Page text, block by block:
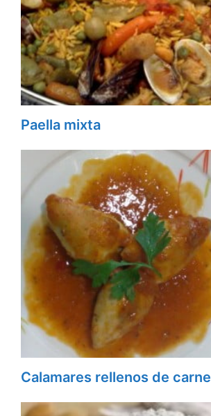
Paella mixta
Calamares rellenos de carne